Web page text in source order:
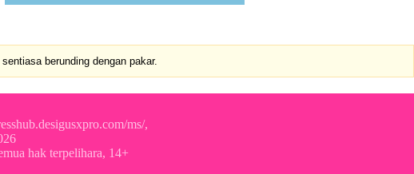
berunding dengan pakar.
ms/,
hak terpelihara, 14+